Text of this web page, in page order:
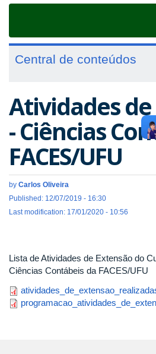
Central de conteúdos
Atividades
- Ciências
FACES/UFU
by Carlos Oliveira
Published: 12/07/2019 - 16:30
Last modification: 17/01/2020 - 10:56
Lista de Atividades de Extensão do
Ciências Contábeis da FACES/UFU